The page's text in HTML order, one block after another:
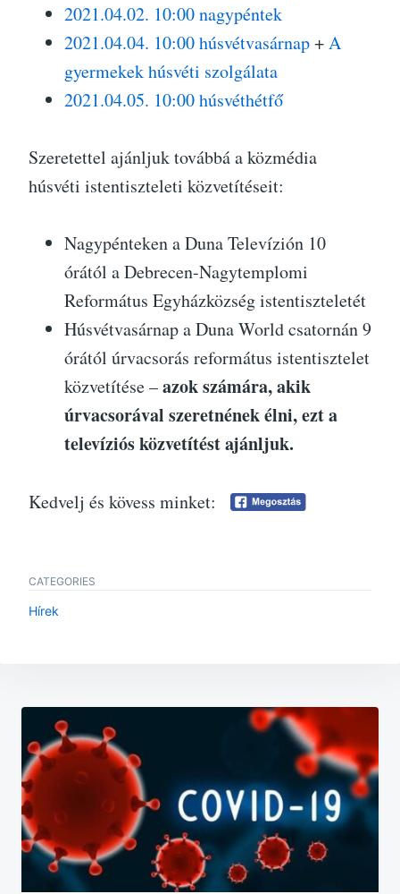
2021.04.02. 10:00 nagypéntek
2021.04.04. 10:00 húsvétvasárnap+A
gyermekek húsvéti szolgálata
2021.04.05. 10:00 húsvéthétfő
Szeretettel ajánljuk továbbá a közmédia
húsvéti istentiszteleti közvetítéseit:
Nagypénteken a Duna Televízión 10
órától a Debrecen-Nagytemplomi
Református Egyházközség istentiszteletét
Húsvétvasárnap a Duna World csatornán 9
órától úrvacsorás református istentisztelet
közvetítése –azok számára, akik
úrvacsorával szeretnének élni, ezt a
televíziós közvetítést ajánljuk.
Kedvelj és kövess minket:
CATEGORIES
Hírek
Bejegyzés
navigáció